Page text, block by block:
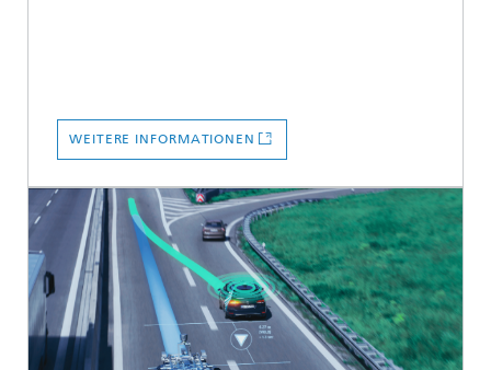
WEITERE INFORMATIONEN